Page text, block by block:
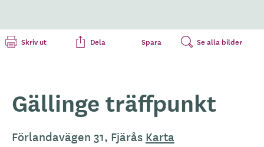
Skriv ut Dela Spara Se alla bilder
Gällinge träffpunkt
Förlandavägen 31, Fjärås Karta